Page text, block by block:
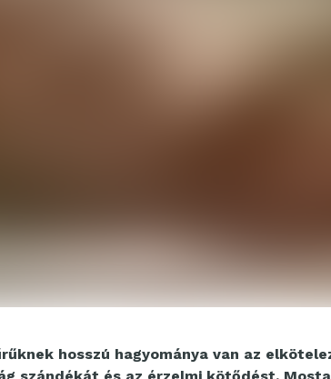
hosszú hagyománya van az